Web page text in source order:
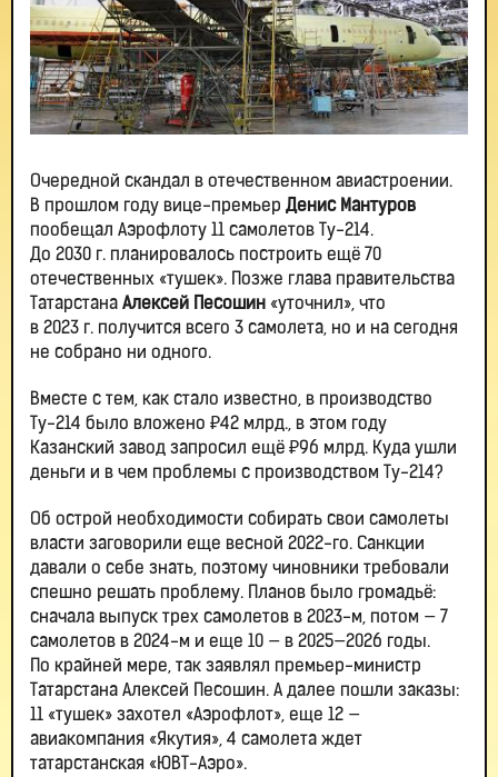
Очередной скандал в отечественном авиастроении.
В прошлом году вице-премьер Денис Мантуров
пообещал Аэрофлоту 11 самолетов Ту-214.
До 2030 г. планировалось построить ещё 70
отечественных «тушек». Позже глава правительства
Татарстана Алексей Песошин «уточнил», что
в 2023 г. получится всего 3 самолета, но и на сегодня
не собрано ни одного.
Вместе с тем, как стало известно, в производство
Ту-214 было вложено ₽42 млрд., в этом году
Казанский завод запросил ещё ₽96 млрд. Куда ушли
деньги и в чем проблемы с производством Ту-214?
Об острой необходимости собирать свои самолеты
власти заговорили еще весной 2022-го. Санкции
давали о себе знать, поэтому чиновники требовали
спешно решать проблему. Планов было громадьё:
сначала выпуск трех самолетов в 2023-м, потом — 7
самолетов в 2024-м и еще 10 — в 2025—2026 годы.
По крайней мере, так заявлял премьер-министр
Татарстана Алексей Песошин. А далее пошли заказы:
11 «тушек» захотел «Аэрофлот», еще 12 —
авиакомпания «Якутия», 4 самолета ждет
татарстанская «ЮВТ-Аэро».